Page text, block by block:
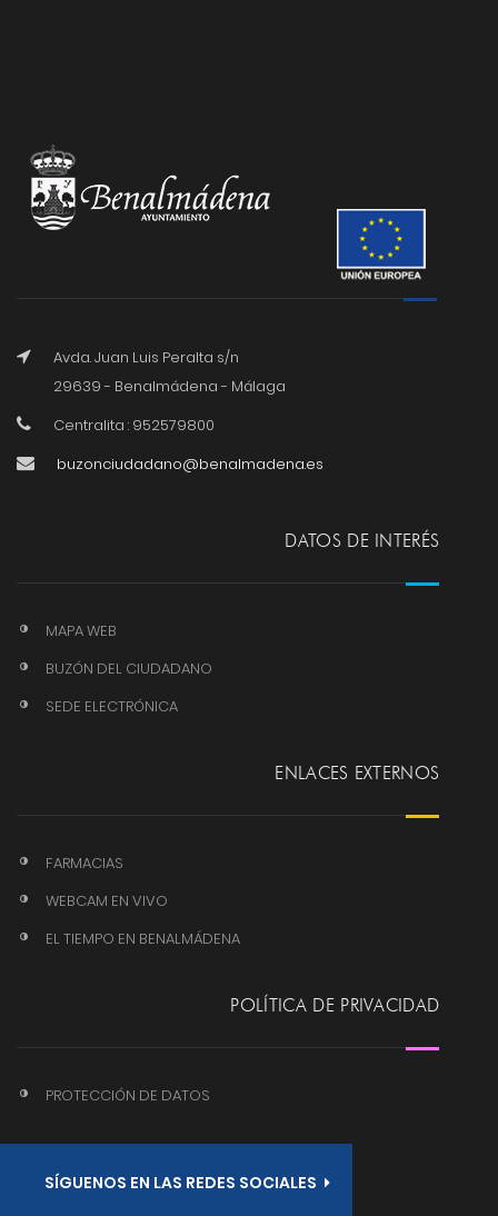
Avda. Juan Luis Peralta s/n
29639 - Benalmádena - Málaga
Centralita : 952579800
buzonciudadano@benalmadena.es
DATOS DE INTERÉS
MAPA WEB
BUZÓN DEL CIUDADANO
SEDE ELECTRÓNICA
ENLACES EXTERNOS
FARMACIAS
WEBCAM EN VIVO
EL TIEMPO EN BENALMÁDENA
POLÍTICA DE PRIVACIDAD
PROTECCIÓN DE DATOS
SÍGUENOS EN LAS REDES SOCIALES